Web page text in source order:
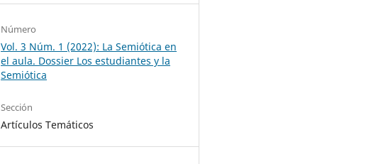
Número
Vol. 3 Núm. 1 (2022): La Semiótica en
el aula. Dossier Los estudiantes y la
Semiótica
Sección
Artículos Temáticos